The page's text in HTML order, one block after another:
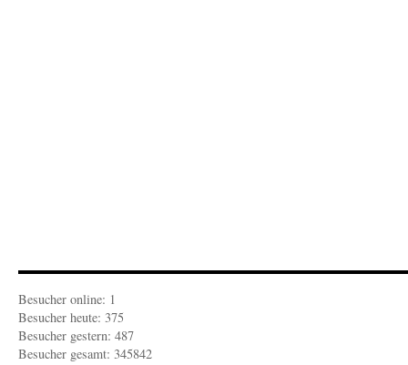
Besucher online: 1
Besucher heute: 375
Besucher gestern: 487
Besucher gesamt: 345842